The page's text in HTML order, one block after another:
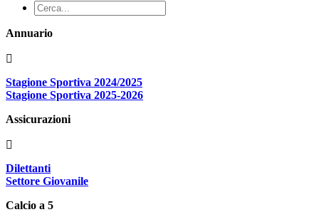
Annuario
Stagione Sportiva 2024/2025
Stagione Sportiva 2025-2026
Assicurazioni
Dilettanti
Settore Giovanile
Calcio a 5